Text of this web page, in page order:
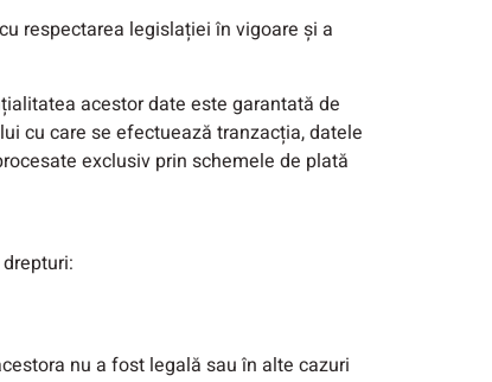
respectarea legislației în vigoare și a
acestor date este garantată de
cu care se efectuează tranzacția, datele
exclusiv prin schemele de plată
nu a fost legală sau în alte cazuri